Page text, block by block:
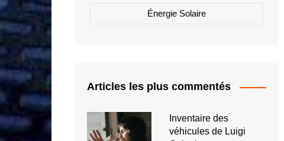
Énergie Solaire
Articles les plus commentés
Inventaire des
véhicules de Luigi